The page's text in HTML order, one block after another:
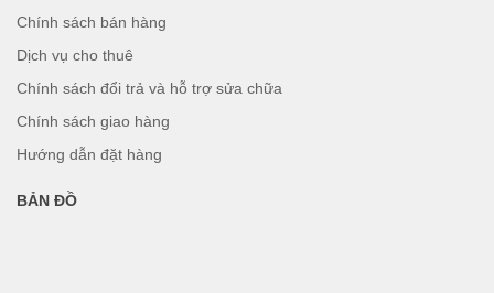
Chính sách bán hàng
Dịch vụ cho thuê
Chính sách đổi trả và hỗ trợ sửa chữa
Chính sách giao hàng
Hướng dẫn đặt hàng
BẢN ĐỒ